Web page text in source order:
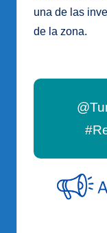
una de las
de la zona.